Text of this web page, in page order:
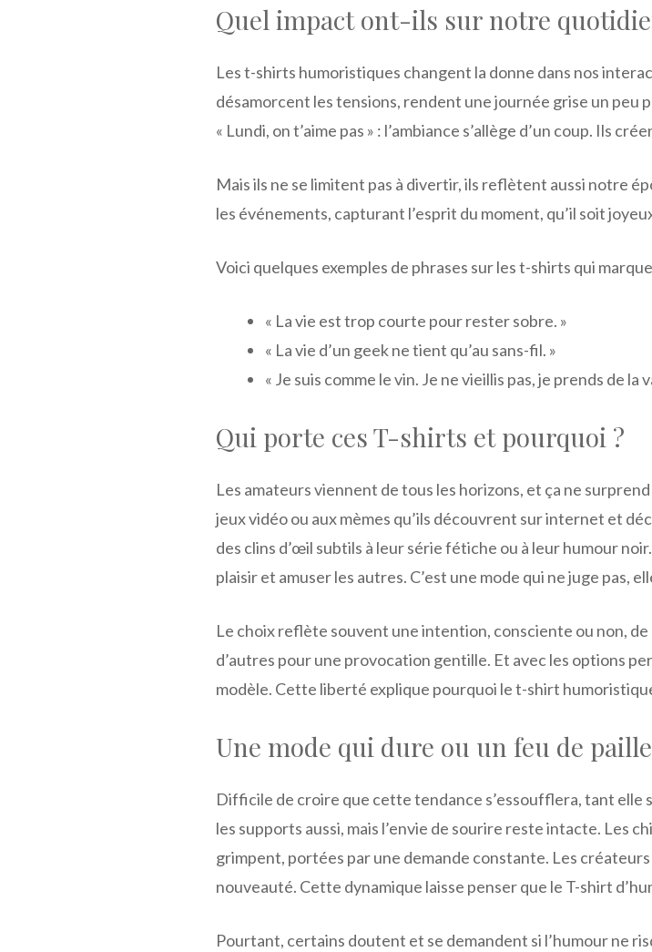
Quel impact ont-ils sur notre
Les t-shirts humoristiques changent la donne dans nos
désamorcent les tensions, rendent une journée grise un peu
« Lundi, on t’aime pas » : l’ambiance s’allège d’un coup. Ils
Mais ils ne se limitent pas à divertir, ils reflètent aussi notre
les événements, capturant l’esprit du moment, qu’il soit
Voici quelques exemples de phrases sur les t-shirts qui
« La vie est trop courte pour rester sobre. »
« La vie d’un geek ne tient qu’au sans-fil. »
« Je suis comme le vin. Je ne vieillis pas, je prends de la
Qui porte ces T-shirts et pourquoi ?
Les amateurs viennent de tous les horizons, et ça ne
jeux vidéo ou aux mèmes qu’ils découvrent sur internet et
des clins d’œil subtils à leur série fétiche ou à leur humour
plaisir et amuser les autres. C’est une mode qui ne juge pas,
Le choix reflète souvent une intention, consciente ou non,
d’autres pour une provocation gentille. Et avec les options
modèle. Cette liberté explique pourquoi le t-shirt
Une mode qui dure ou un feu de
Difficile de croire que cette tendance s’essoufflera, tant elle
les supports aussi, mais l’envie de sourire reste intacte. Les
grimpent, portées par une demande constante. Les
nouveauté. Cette dynamique laisse penser que le T-shirt
Pourtant, certains doutent et se demandent si l’humour ne